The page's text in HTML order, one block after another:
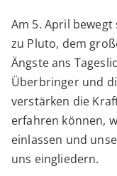
Am 5. April
zu Pluto, dem
Ängste ans
Überbringer und
verstärken die
erfahren können,
einlassen und
uns eingliedern.